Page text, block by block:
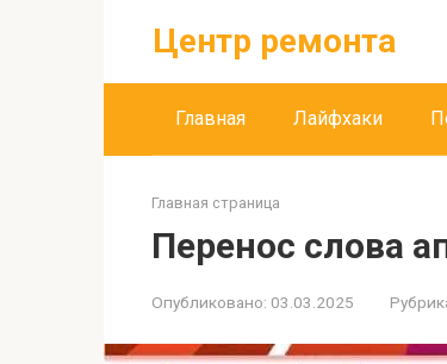
Центр ремонта
Главная Лайфхаки
Главная страница
Перенос слова
Опубликовано: 03.03.2025